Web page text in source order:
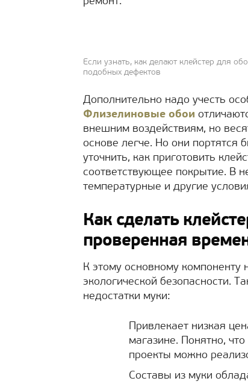
Если узнать, как делают клейстер для
подобных дефектов
Дополнительно надо учесть
Флизелиновые обои
внешним воздействиям, но
основе легче. Но они
уточнить, как приготовить
соответствующее покрытие. В
температурные и другие
Как сделать
проверенная
К этому основному компоненту
экологической безопасности.
недостатки муки:
Привлекает низкая
магазине. Понятно,
проекты можно
Составы из муки